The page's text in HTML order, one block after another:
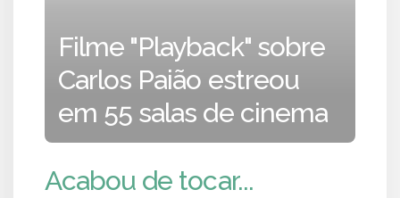
Filme "Playback" sobre
Carlos Paião estreou
em 55 salas de cinema
Acabou de tocar...